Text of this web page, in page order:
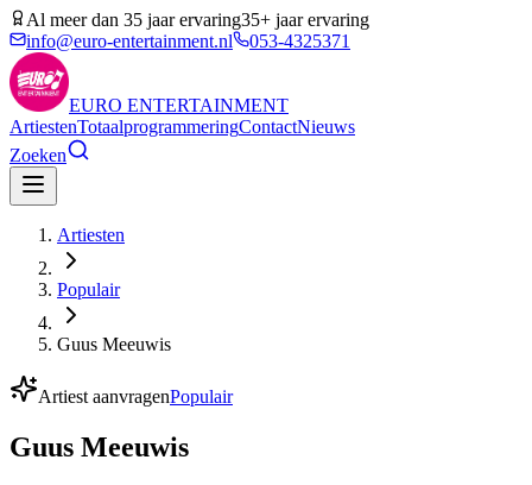
Al meer dan 35 jaar ervaring35+ jaar ervaring
info@euro-entertainment.nl
053-4325371
EURO ENTERTAINMENT
ArtiestenTotaalprogrammeringContactNieuws
Zoeken
Artiesten
Populair
Guus Meeuwis
Artiest aanvragenPopulair
Guus Meeuwis